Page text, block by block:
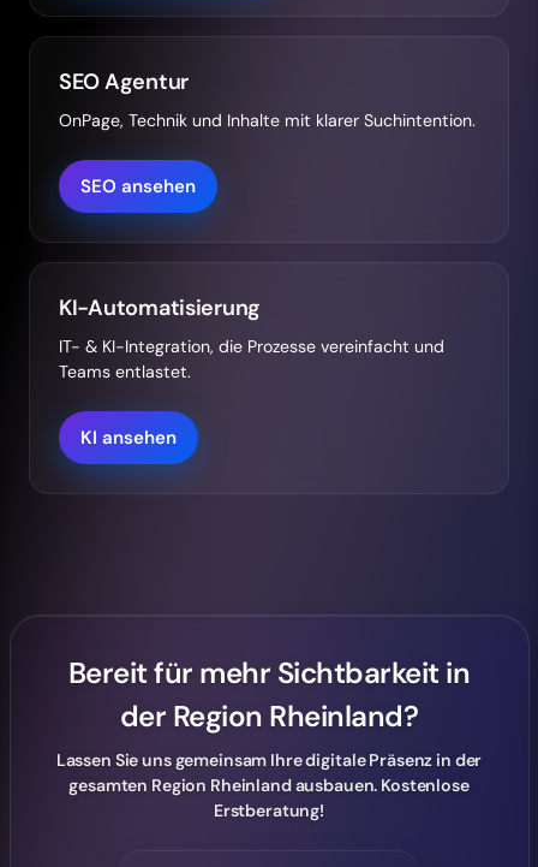
SEO Agentur
OnPage, Technik und Inhalte mit klarer Suchintention.
SEO ansehen
KI-Automatisierung
IT- & KI-Integration, die Prozesse vereinfacht und
Teams entlastet.
KI ansehen
Bereit für mehr Sichtbarkeit in
der Region Rheinland?
Lassen Sie uns gemeinsam Ihre digitale Präsenz in der
gesamten Region Rheinland ausbauen. Kostenlose
Erstberatung!